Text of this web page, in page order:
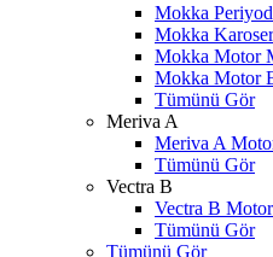
Mokka
Mokka
Mokka Motor
Mokka Motor
Tümünü Gör
Meriva A
Meriva A
Tümünü Gör
Vectra B
Vectra B
Tümünü Gör
Tümünü Gör